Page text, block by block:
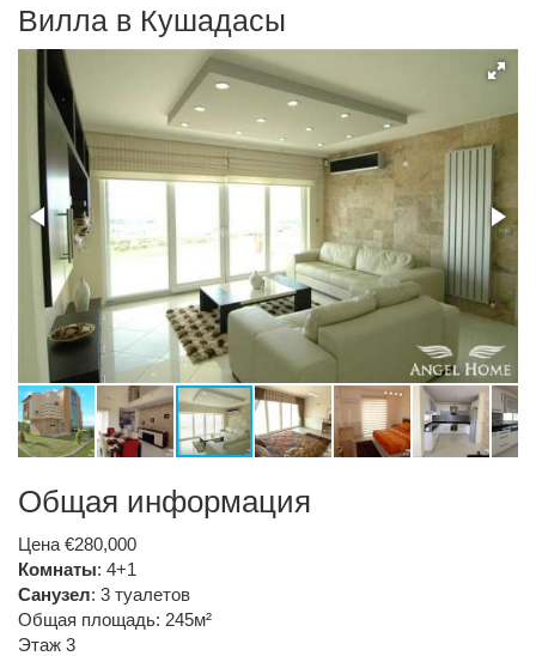
Вилла в Кушадасы
Общая информация
Цена €280,000
Комнаты: 4+1
Санузел: 3 туалетов
Общая площадь: 245м²
Этаж 3